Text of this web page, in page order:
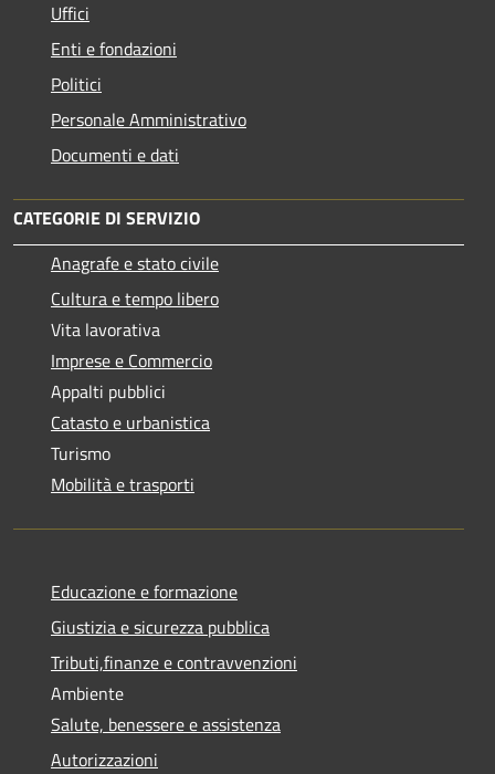
Uffici
Enti e fondazioni
Politici
Personale Amministrativo
Documenti e dati
CATEGORIE DI SERVIZIO
Anagrafe e stato civile
Cultura e tempo libero
Vita lavorativa
Imprese e Commercio
Appalti pubblici
Catasto e urbanistica
Turismo
Mobilità e trasporti
Educazione e formazione
Giustizia e sicurezza pubblica
Tributi,finanze e contravvenzioni
Ambiente
Salute, benessere e assistenza
Autorizzazioni